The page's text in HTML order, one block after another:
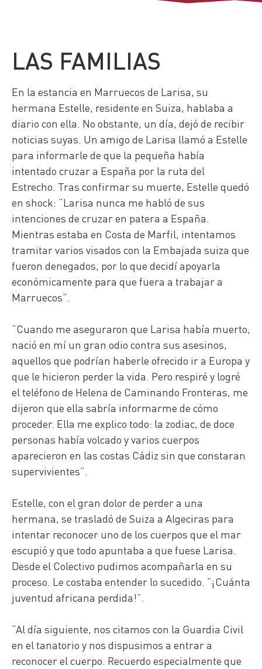
LAS FAMILIAS
En la estancia en Marruecos de Larisa, su
hermana Estelle, residente en Suiza, hablaba a
diario con ella. No obstante, un día, dejó de recibir
noticias suyas. Un amigo de Larisa llamó a Estelle
para informarle de que la pequeña había
intentado cruzar a España por la ruta del
Estrecho. Tras confirmar su muerte, Estelle quedó
en shock: “Larisa nunca me habló de sus
intenciones de cruzar en patera a España.
Mientras estaba en Costa de Marfil, intentamos
tramitar varios visados con la Embajada suiza que
fueron denegados, por lo que decidí apoyarla
económicamente para que fuera a trabajar a
Marruecos”.
“Cuando me aseguraron que Larisa había muerto,
nació en mí un gran odio contra sus asesinos,
aquellos que podrían haberle ofrecido ir a Europa y
que le hicieron perder la vida. Pero respiré y logré
el teléfono de Helena de Caminando Fronteras, me
dijeron que ella sabría informarme de cómo
proceder. Ella me explico todo: la zodiac, de doce
personas había volcado y varios cuerpos
aparecieron en las costas Cádiz sin que constaran
supervivientes”.
Estelle, con el gran dolor de perder a una
hermana, se trasladó de Suiza a Algeciras para
intentar reconocer uno de los cuerpos que el mar
escupió y que todo apuntaba a que fuese Larisa.
Desde el Colectivo pudimos acompañarla en su
proceso. Le costaba entender lo sucedido. “¡Cuánta
juventud africana perdida!”.
“Al día siguiente, nos citamos con la Guardia Civil
en el tanatorio y nos dispusimos a entrar a
reconocer el cuerpo. Recuerdo especialmente que